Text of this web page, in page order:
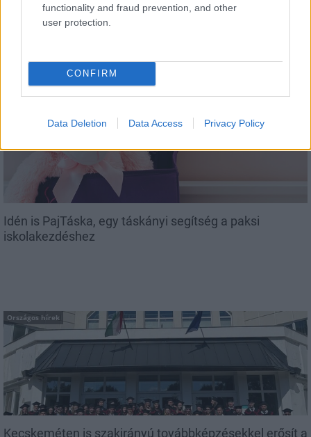
functionality and fraud prevention, and other
user protection.
CONFIRM
Data Deletion Data Access Privacy Policy
A hőségben is védik a növényzetet Pakson
Idén is PajTáska, egy táskányi segítség a paksi
iskolakezdéshez
Országos hírek
Kecskeméten is szakirányú továbbképzésekkel erősít a